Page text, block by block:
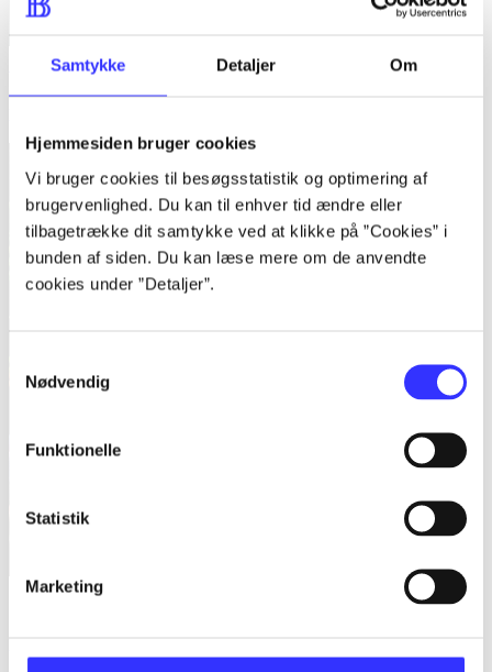
Samtykke Detaljer Om
Hjemmesiden bruger cookies
Vi bruger cookies til besøgsstatistik og optimering af
brugervenlighed. Du kan til enhver tid ændre eller
tilbagetrække dit samtykke ved at klikke på ”Cookies” i
bunden af siden. Du kan læse mere om de anvendte
cookies under ”Detaljer”.
Nødvendig
Funktionelle
Statistik
Marketing
World war z